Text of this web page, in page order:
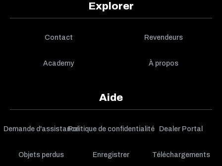
Explorer
Contact Revendeurs
Academy À propos
Aide
Demande d'assistancePolitique de confidentialité Dealer Portal
Objets perdus Enregistrer Téléchargements